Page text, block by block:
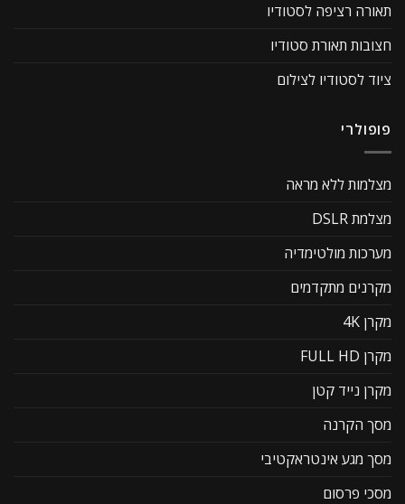
תאורה רציפה לסטודיו
חצובות תאורת סטודיו
ציוד לסטודיו לצילום
פופולרי
מצלמות ללא מראה
מצלמת DSLR
מערכות מולטימדיה
מקרנים מתקדמים
מקרן 4K
מקרן FULL HD
מקרן נייד קטן
מסך הקרנה
מסך מגע אינטראקטיבי
מסכי פרסום